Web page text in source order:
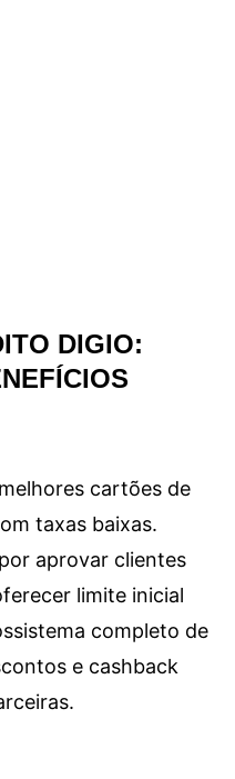
DIGIO:
cartões de
taxas baixas.
aprovar clientes
limite inicial
completo de
e cashback